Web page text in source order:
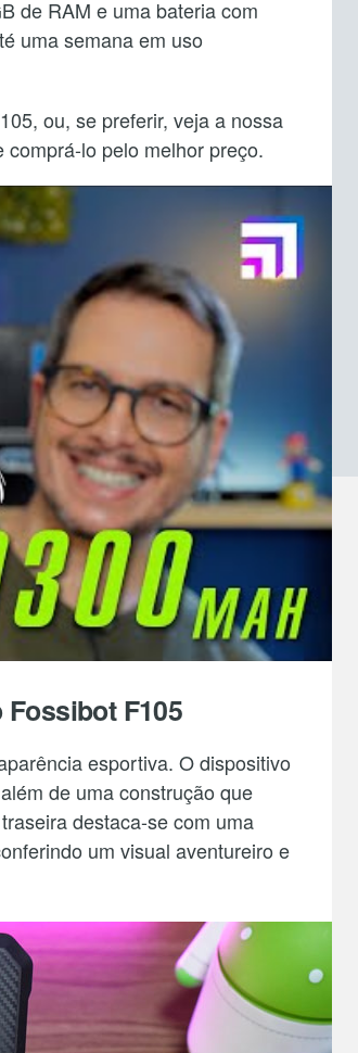
de RAM e uma bateria com
uma semana em uso
ou, se preferir, veja a nossa
lo pelo melhor preço.
F105
esportiva. O dispositivo
de uma construção que
destaca-se com uma
um visual aventureiro e